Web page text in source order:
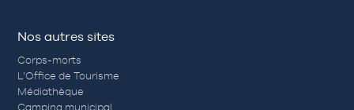
Nos autres sites
Corps-morts
L’Office de Tourisme
Médiathèque
Camping municipal